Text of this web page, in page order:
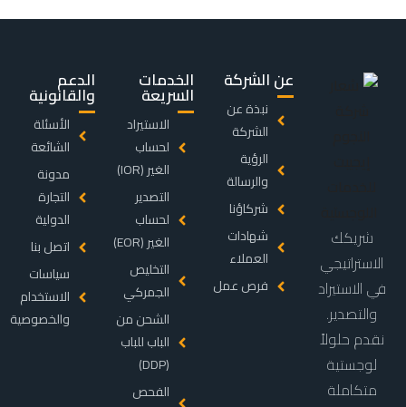
شريكك
الاستراتيجي
في الاستيراد
والتصدير.
نقدم حلولاً
لوجستية
متكاملة
عن الشركة
نبذة عن
الشركة
الرؤية
والرسالة
شركاؤنا
شهادات
العملاء
فرص عمل
الخدمات
السريعة
الاستيراد
لحساب
الغير (IOR)
التصدير
لحساب
الغير (EOR)
التخليص
الجمركي
الشحن من
الباب للباب
(DDP)
الفحص
الدعم
والقانونية
الأسئلة
الشائعة
مدونة
التجارة
الدولية
اتصل بنا
سياسات
الاستخدام
والخصوصية